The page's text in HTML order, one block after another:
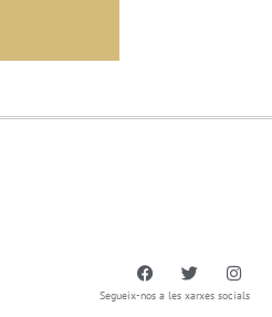
Segueix-nos a les xarxes socials